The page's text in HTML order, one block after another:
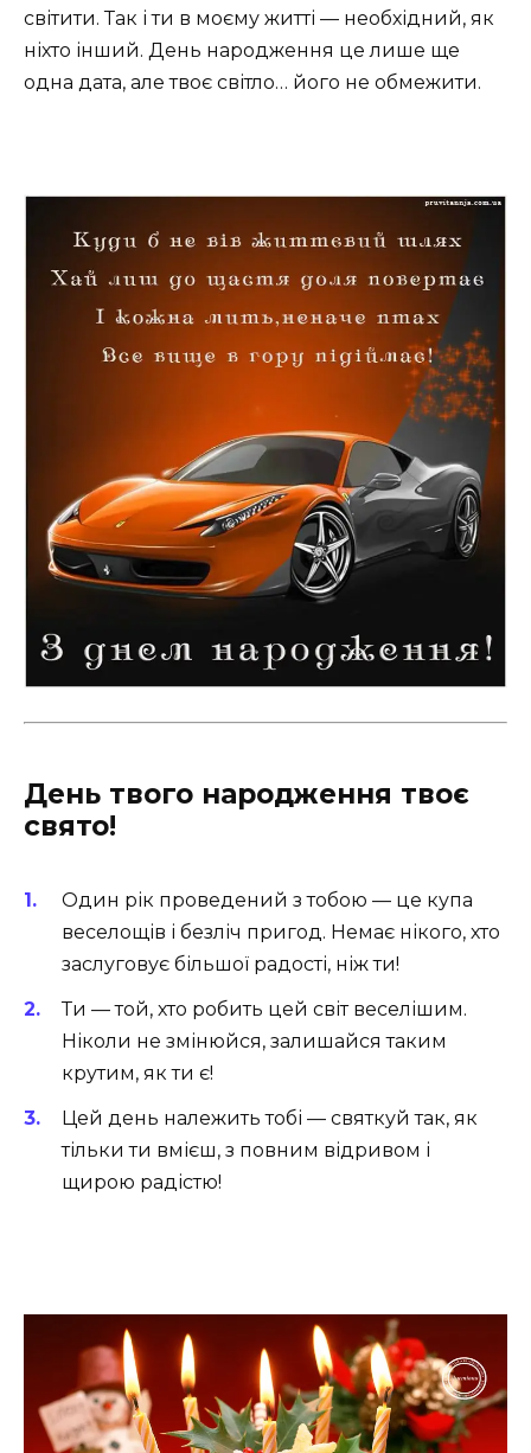
світити. Так і ти в моєму житті — необхідний, як
ніхто інший. День народження це лише ще
одна дата, але твоє світло… його не обмежити.
День твого народження твоє
свято!
Один рік проведений з тобою — це купа
веселощів і безліч пригод. Немає нікого, хто
заслуговує більшої радості, ніж ти!
Ти — той, хто робить цей світ веселішим.
Ніколи не змінюйся, залишайся таким
крутим, як ти є!
Цей день належить тобі — святкуй так, як
тільки ти вмієш, з повним відривом і
щирою радістю!